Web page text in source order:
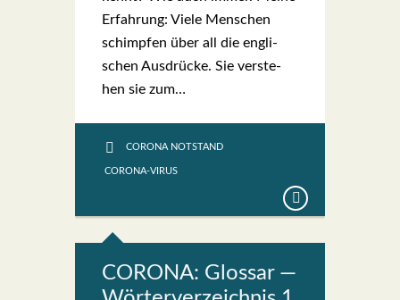
Erfah­rung: Vie­le Men­schen
schimp­fen über all die eng­li­
schen Aus­drü­cke. Sie ver­ste­
hen sie zum…
CORONA NOTSTAND
CORONA-VIRUS
CORONA: Glos­sar —